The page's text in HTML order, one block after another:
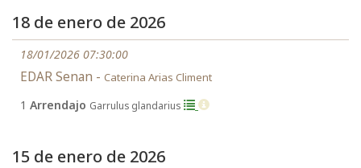
18 de enero de 2026
18/01/2026 07:30:00
EDAR Senan - Caterina Arias Climent
1 Arrendajo Garrulus glandarius
15 de enero de 2026